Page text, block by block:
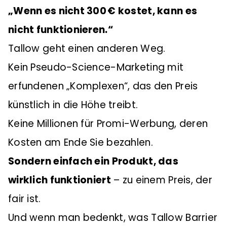
„Wenn es nicht 300 € kostet, kann es
nicht funktionieren.“
Tallow geht einen anderen Weg.
Kein Pseudo-Science-Marketing mit
erfundenen „Komplexen“, das den Preis
künstlich in die Höhe treibt.
Keine Millionen für Promi-Werbung, deren
Kosten am Ende Sie bezahlen.
Sondern einfach ein Produkt, das
wirklich funktioniert – zu einem Preis, der
fair ist.
Und wenn man bedenkt, was Tallow Barrier